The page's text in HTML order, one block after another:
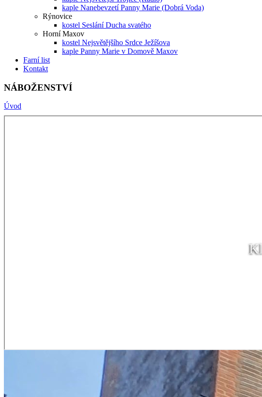
kaple Nanebevzetí Panny Marie (Dobrá Voda)
Rýnovice
kostel Seslání Ducha svatého
Horní Maxov
kostel Nejsvětějšího Srdce Ježíšova
kaple Panny Marie v Domově Maxov
Farní list
Kontakt
NÁBOŽENSTVÍ
Úvod